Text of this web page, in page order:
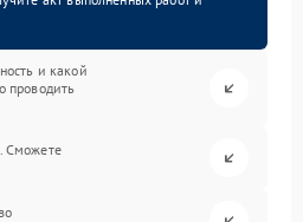
и какой
проводить
Сможете